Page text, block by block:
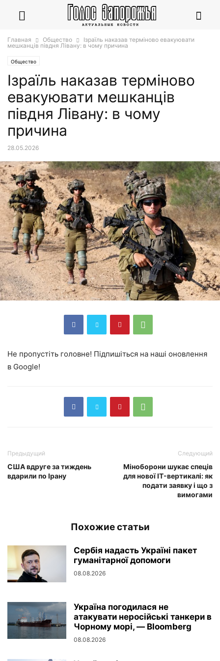
Главная Общество
Ізраїль наказав терміново евакуювати
мешканців півдня Лівану: в чому причина
Общество
Ізраїль наказав терміново
евакуювати мешканців
півдня Лівану: в чому
причина
28.05.2026
Не пропустіть головне! Підпишіться на наші оновлення
в Google!
Предыдущий
США вдруге за тиждень
вдарили по Ірану
Следующий
Міноборони шукає спеців
для нової IT-вертикалі: як
подати заявку і що з
вимогами
Похожие статьи
Сербія надасть Україні пакет
гуманітарної допомоги
08.08.2026
Україна погодилася не
атакувати неросійські танкери в
Чорному морі, — Bloomberg
08.08.2026